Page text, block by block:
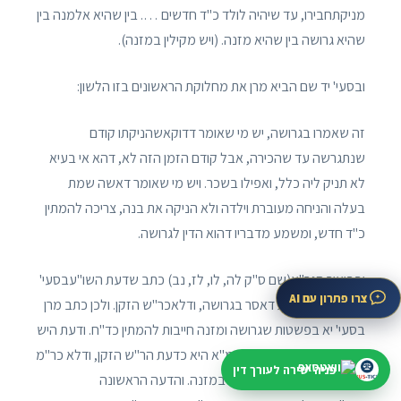
מניקתחבירו, עד שיהיה לולד כ"ד חדשים …. בין שהיא אלמנה בין
שהיא גרושה בין שהיא מזנה. (ויש מקילין במזנה).
ובסעי' יד שם הביא מרן את מחלוקת הראשונים בזו הלשון:
זה שאמרו בגרושה, יש מי שאומר דדוקאשהניקתו קודם
שנתגרשה עד שהכירה, אבל קודם הזמן הזה לא, דהא אי בעיא
לא תניק ליה כלל, ואפילו בשכר. ויש מי שאומר דאשה שמת
בעלה והניחה מעוברת וילדה ולא הניקה את בנה, צריכה להמתין
כ"ד חדש, ומשמע מדבריו דהוא הדין לגרושה.
ובביאור הגר"א(שם ס"ק לה, לו, לז, נב) כתב שדעת השו"עבסעי'
יא היא כדעת ר"ת דאסר בגרושה, ודלאכר"ש הזקן. ולכן כתב מרן
בסעי' יא בפשטות שגרושה ומזנה חייבות להמתין כד"ח. ודעת היש
מקילים במזנה דכתבההרמ"א היא כדעת הר"ש הזקן, ודלא כר"מ
במרדכי שכתב שר"ת מתיר במזנה. והדעה הראשונה
צרו פתרון עם AI
פניה ישירה לעורך דין